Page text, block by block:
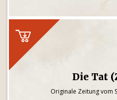
Die Tat
Originale Zeitung vom